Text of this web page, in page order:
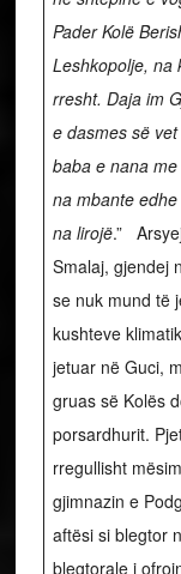
Pader Kolë
Leshkopolje, na
rresht. Daja im
e dasmes së
baba e nana
na mbante
na lirojë.”
Smalaj, gjendej
se nuk mund të
kushteve
jetuar në Guci,
gruas së Kolës
porsardhurit.
rregullisht
gjimnazin e
aftësi si blegtor
blegtorale i